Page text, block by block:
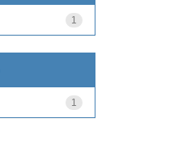
1
1